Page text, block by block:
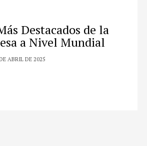
Destacados de la
a Nivel Mundial
ABRIL DE 2025